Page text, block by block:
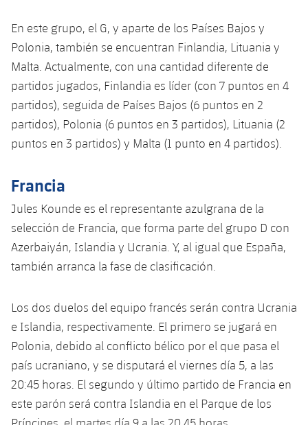
Clasificaciones
Resultados
Clasificaciones
Hockey Hierba Femenino
Actualidad
Agenda
Escuela de Patinaje
Rugby
plusicon
más
Actualidad
Jugadores
Clasificaciones
Fotos
Voleibol
plusicon
más
Noticias
Voleibol femenino
Apúntate a las amateurs
plusicon
más
Carnet de las Secciones Amateurs
PLUSICON
MÁS
League of Legends
VALORANT Rising
eFootball
En este grupo, el G, y aparte de los Países Bajos y
Polonia, también se encuentran Finlandia, Lituania y
Malta. Actualmente, con una cantidad diferente de
partidos jugados, Finlandia es líder (con 7 puntos en 4
partidos), seguida de Países Bajos (6 puntos en 2
partidos), Polonia (6 puntos en 3 partidos), Lituania (2
puntos en 3 partidos) y Malta (1 punto en 4 partidos).
Francia
Jules Kounde es el representante azulgrana de la
selección de Francia, que forma parte del grupo D con
Azerbaiyán, Islandia y Ucrania. Y, al igual que España,
también arranca la fase de clasificación.
Los dos duelos del equipo francés serán contra Ucrania
e Islandia, respectivamente. El primero se jugará en
Polonia, debido al conflicto bélico por el que pasa el
país ucraniano, y se disputará el viernes día 5, a las
20:45 horas. El segundo y último partido de Francia en
este parón será contra Islandia en el Parque de los